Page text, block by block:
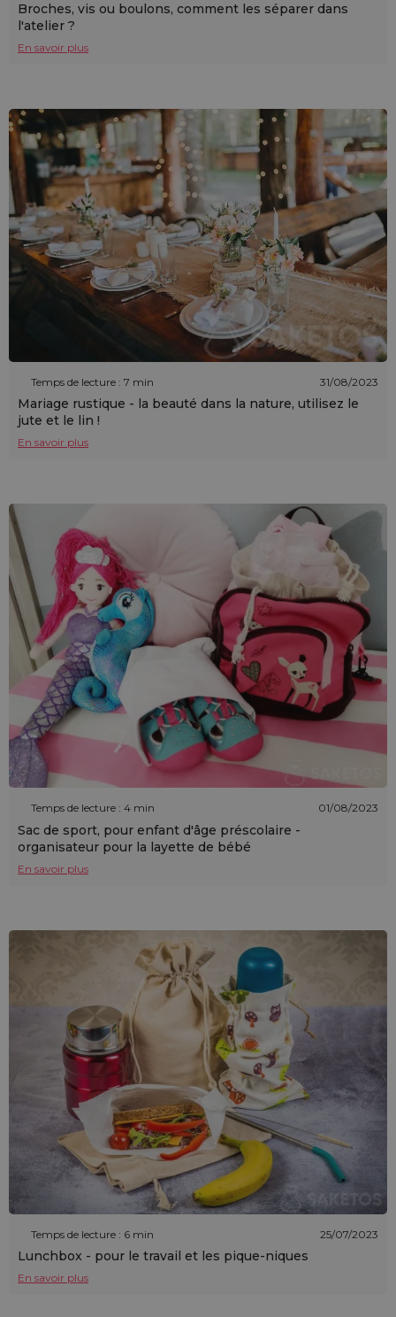
Broches, vis ou boulons, comment les séparer dans
l'atelier ?
En savoir plus
Temps de lecture : 7 min 31/08/2023
Mariage rustique - la beauté dans la nature, utilisez le
jute et le lin !
En savoir plus
Temps de lecture : 4 min 01/08/2023
Sac de sport, pour enfant d'âge préscolaire -
organisateur pour la layette de bébé
En savoir plus
Temps de lecture : 6 min 25/07/2023
Lunchbox - pour le travail et les pique-niques
En savoir plus